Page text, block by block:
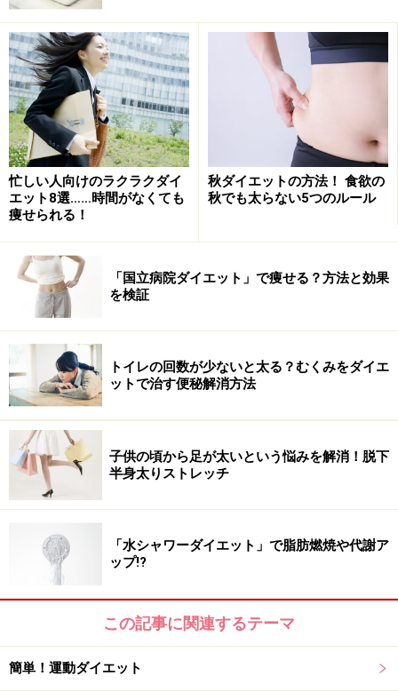
れてきます。
■筋肉量の減少
筋肉量が減る原因は大きく分けて2つあります。
1つはコルチゾールにより筋肉が糖に分解される現象、
もう1つはタンパク質（筋肉）の合成が阻害され筋肉が
増加しないという現象です。筋肉量の減少により、中心
性肥満（胴体の中心に脂肪がつく肥満の形態）の症状が
でることがあります。
■水分代謝の低下
水分代謝とは汗や老廃物を水分により体から排泄するこ
とですが、コルチゾールは抗利尿ホルモンなので、水分
の排出を阻害します。すると、体内に水分を溜め込むよ
うになり、腸に必要な水分がいかなくなると便秘にもな
ります。
■インスリンの過剰分泌
ダイエッターにとって「むくみ」「脂肪蓄積」は絶対に
許せないですよね！
ダイエットには「エネルギー代謝」と「水分代謝」が活
発であることが非常に重要です。
しかし、ストレスにより足りなくなった糖分を脳に供給
しようとして、コルチゾールが分泌されると、筋肉が分
解されブドウ糖に変わる新糖生という現象が起こり、血
糖値を上昇させます。
忙しい人向けのラクラクダイ
エット8選……時間がなくても
痩せられる！
秋ダイエットの方法！ 食欲の
秋でも太らない5つのルール
「国立病院ダイエット」で痩せる？方法と効果
を検証
トイレの回数が少ないと太る？むくみをダイエ
ットで治す便秘解消方法
子供の頃から足が太いという悩みを解消！脱下
半身太りストレッチ
「水シャワーダイエット」で脂肪燃焼や代謝ア
ップ!?
この記事に関連するテーマ
簡単！運動ダイエット